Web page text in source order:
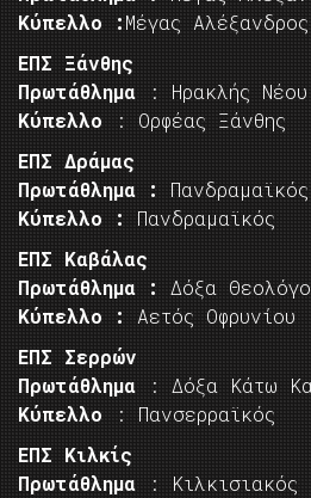
Κύπελλο :Μέγας
ΕΠΣ Ξάνθης
Πρωτάθλημα : Ηρακλής Νέου
Κύπελλο : Ορφέας Ξάνθης
ΕΠΣ Δράμας
Πρωτάθλημα : Πανδραμαϊκός
Κύπελλο : Πανδραμαϊκός
ΕΠΣ Καβάλας
Πρωτάθλημα : Δόξα
Κύπελλο : Αετός Οφρυνίου
ΕΠΣ Σερρών
Πρωτάθλημα : Δόξα Κάτω
Κύπελλο : Πανσερραϊκός
ΕΠΣ Κιλκίς
Πρωτάθλημα : Κιλκισιακός